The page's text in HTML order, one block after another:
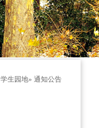
学生园地» 通知公告